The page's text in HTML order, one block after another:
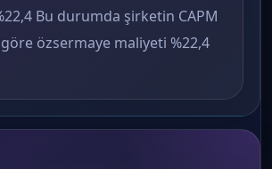
Bu durumda şirketin CAPM
göre özsermaye maliyeti %22,4